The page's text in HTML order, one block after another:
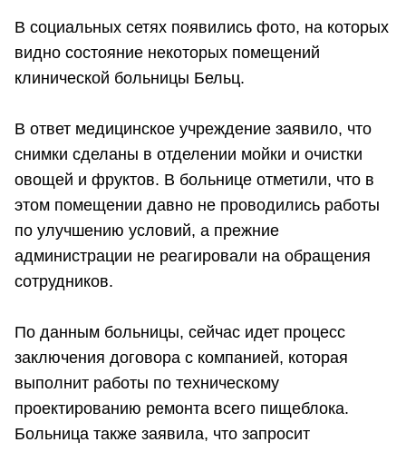
В социальных сетях появились фото, на которых
видно состояние некоторых помещений
клинической больницы Бельц.
В ответ медицинское учреждение заявило, что
снимки сделаны в отделении мойки и очистки
овощей и фруктов. В больнице отметили, что в
этом помещении давно не проводились работы
по улучшению условий, а прежние
администрации не реагировали на обращения
сотрудников.
По данным больницы, сейчас идет процесс
заключения договора с компанией, которая
выполнит работы по техническому
проектированию ремонта всего пищеблока.
Больница также заявила, что запросит